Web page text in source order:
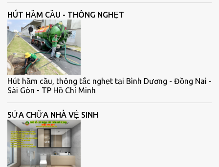
HÚT HẦM CẦU - THÔNG NGHẸT
Hút hầm cầu, thông tắc nghẹt tại Bình Dương - Đồng Nai -
Sài Gòn - TP Hồ Chí Minh
SỬA CHỮA NHÀ VỆ SINH